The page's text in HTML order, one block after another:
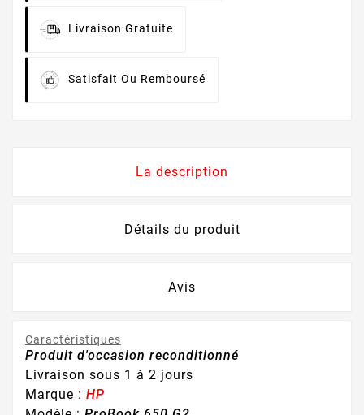
Livraison Gratuite
Satisfait Ou Remboursé
La description
Détails du produit
Avis
Caractéristiques
Produit d'occasion reconditionné
Livraison sous 1 à 2 jours
Marque : HP